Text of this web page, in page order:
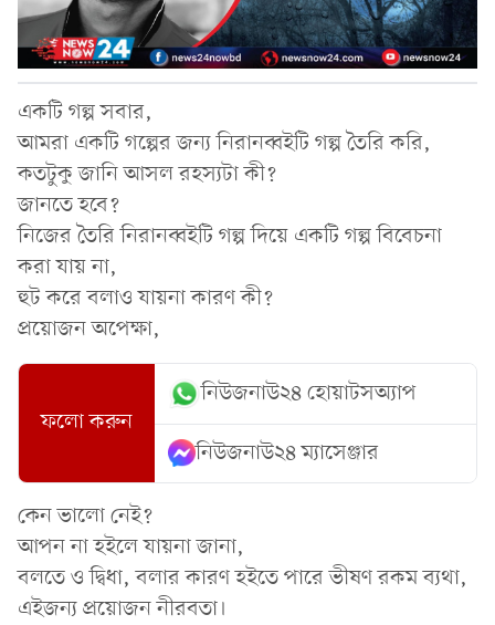
একটি গল্প সবার,
আমরা একটি গল্পের জন্য নিরানব্বইটি গল্প তৈরি করি,
কতটুকু জানি আসল রহস্যটা কী?
জানতে হবে?
নিজের তৈরি নিরানব্বইটি গল্প দিয়ে একটি গল্প বিবেচনা
করা যায় না,
হুট করে বলাও যায়না কারণ কী?
প্রয়োজন অপেক্ষা,
ফলো করুন
নিউজনাউ২৪ হোয়াটসঅ্যাপ
নিউজনাউ২৪ ম্যাসেঞ্জার
কেন ভালো নেই?
আপন না হইলে যায়না জানা,
বলতে ও দ্বিধা, বলার কারণ হইতে পারে ভীষণ রকম ব্যথা,
এইজন্য প্রয়োজন নীরবতা।